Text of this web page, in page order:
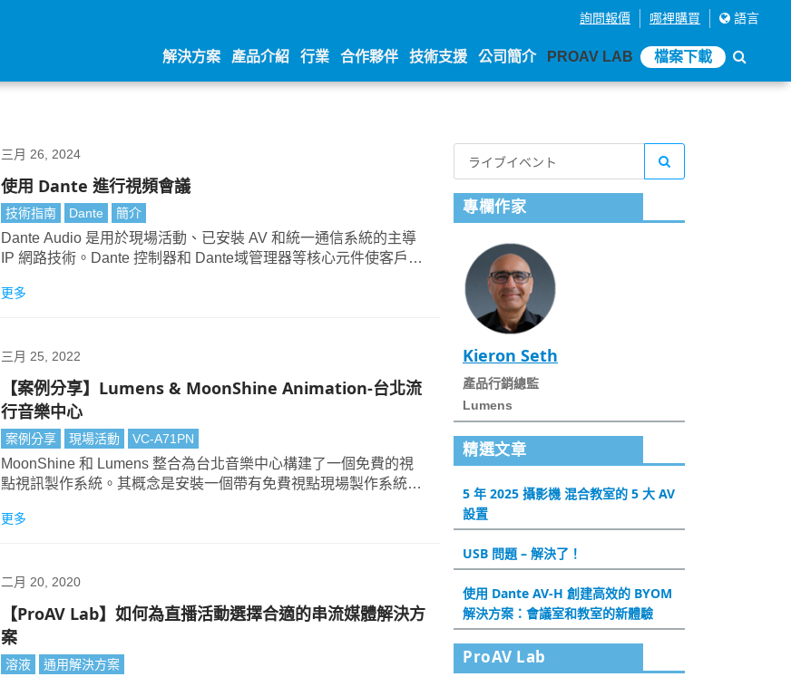
詢問報價 哪裡購買 語言
解決方案 產品介紹 行業 合作夥伴 技術支援 公司簡介 PROAV LAB 檔案下載
三月 26, 2024
使用 Dante 進行視頻會議
技術指南 Dante 簡介
Dante Audio 是用於現場活動、已安裝 AV 和統一通信系統的主導
IP 網路技術。Dante 控制器和 Dante域管理器等核心元件使客戶能
更多
三月 25, 2022
【案例分享】Lumens & MoonShine Animation-台北流
行音樂中心
案例分享 現場活動 VC-A71PN
MoonShine 和 Lumens 整合為台北音樂中心構建了一個免費的視
點視訊製作系統。其概念是安裝一個帶有免費視點現場製作系統的
看體驗。
更多
二月 20, 2020
【ProAV Lab】如何為直播活動選擇合適的串流媒體解決方
案
溶液 通用解決方案
專欄作家
Kieron Seth
產品行銷總監
Lumens
精選文章
5 年 2025 攝影機 混合教室的 5 大 AV
設置
USB 問題 – 解決了！
使用 Dante AV-H 創建高效的 BYOM
解決方案：會議室和教室的新體驗
ProAV Lab